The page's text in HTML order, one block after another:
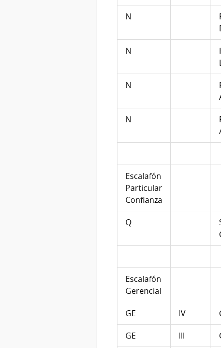
N
N
N
N
Escalafón
Particular
Confianza
Q
Escalafón
Gerencial
GE IV
GE III